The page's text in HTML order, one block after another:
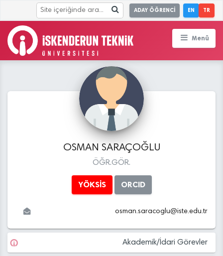
ADAY ÖĞRENCİ EN TR
Menü
OSMAN SARAÇOĞLU
ÖĞR.GÖR.
YÖKSİS ORCID
osman.saracoglu@iste.edu.tr
Akademik/İdari Görevler